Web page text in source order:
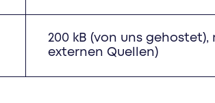
200 kB (von uns
externen Quellen)